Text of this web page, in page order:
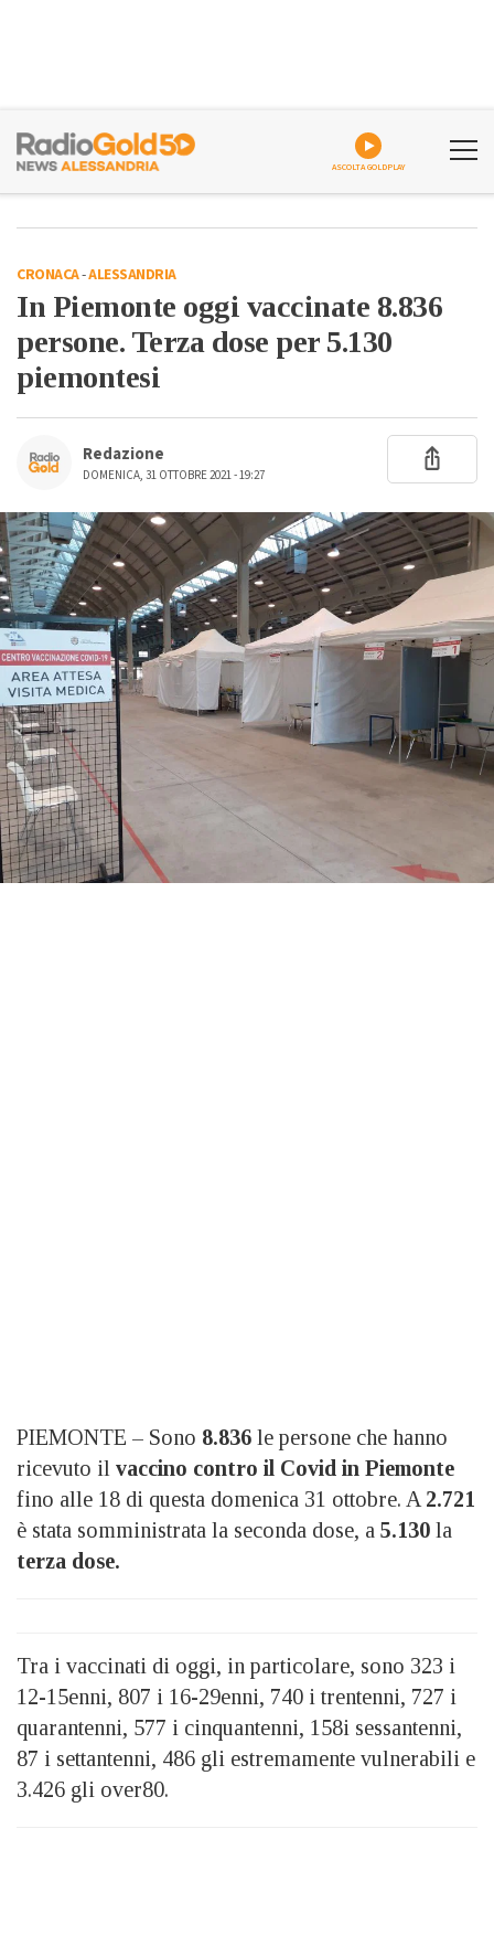
ASCOLTA GOLDPLAY
CRONACA-ALESSANDRIA
In Piemonte oggi vaccinate 8.836
persone. Terza dose per 5.130
piemontesi
Redazione
DOMENICA, 31 OTTOBRE 2021 - 19:27
PIEMONTE – Sono 8.836 le persone che hanno
ricevuto il vaccino contro il Covid in Piemonte
fino alle 18 di questa domenica 31 ottobre. A 2.721
è stata somministrata la seconda dose, a 5.130 la
terza dose.
Tra i vaccinati di oggi, in particolare, sono 323 i
12-15enni, 807 i 16-29enni, 740 i trentenni, 727 i
quarantenni, 577 i cinquantenni, 158i sessantenni,
87 i settantenni, 486 gli estremamente vulnerabili e
3.426 gli over80.